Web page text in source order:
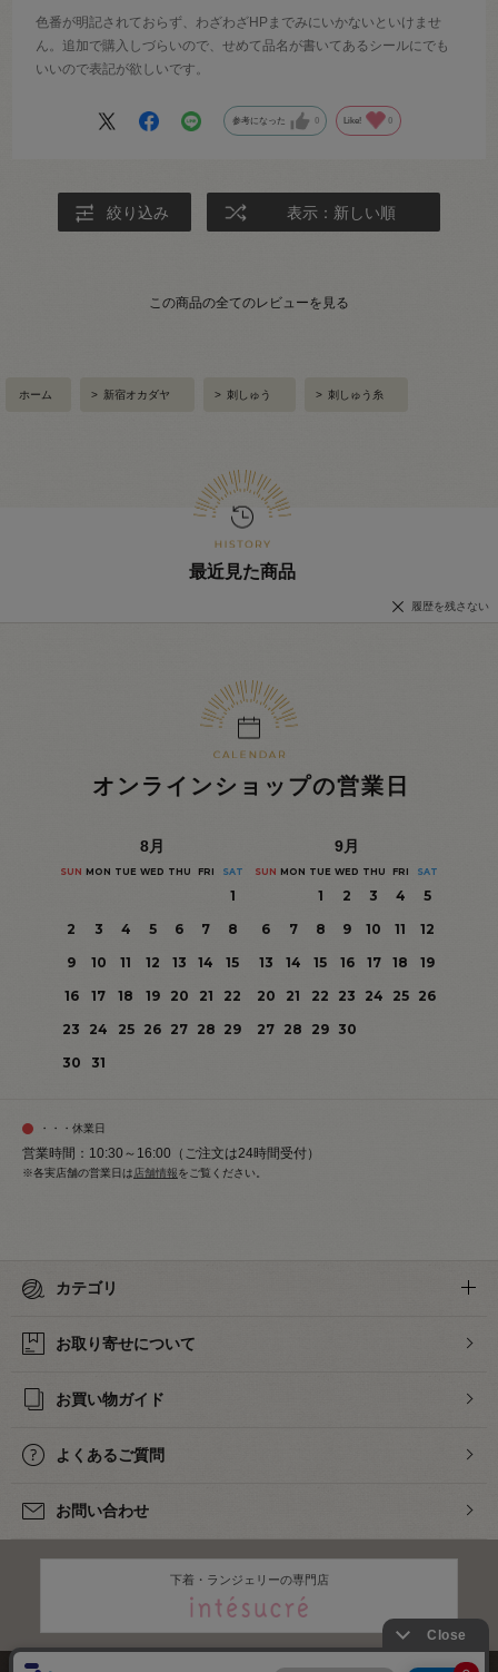
色番が明記されておらず、わざわざHPまでみにいかないといけませ
ん。追加で購入しづらいので、せめて品名が書いてあるシールにでも
いいので表記が欲しいです。
参考になった 0 Like! 0
絞り込み 表示：新しい順
この商品の全てのレビューを見る
ホーム > 新宿オカダヤ > 刺しゅう > 刺しゅう糸
最近見た商品
履歴を残さない
オンラインショップの営業日
8月
SUN MON TUE WED THU FRI SAT
1
2
3 4 5 6 7
8
9
10 11 12 13 14
15
16
17 18 19 20 21
22
23
24 25 26 27 28 29
30
31
9月
SUN MON TUE WED THU FRI SAT
1 2 3 4
5
6
7 8 9 10 11
12
13
14 15 16 17 18
19
20
21 22 23 24 25
26
27 28 29 30
・・・休業日
営業時間：10:30～16:00（ご注文は24時間受付）
※各実店舗の営業日は 店舗情報をご覧ください。
カテゴリ
お取り寄せについて
お買い物ガイド
よくあるご質問
お問い合わせ
下着・ランジェリーの専門店